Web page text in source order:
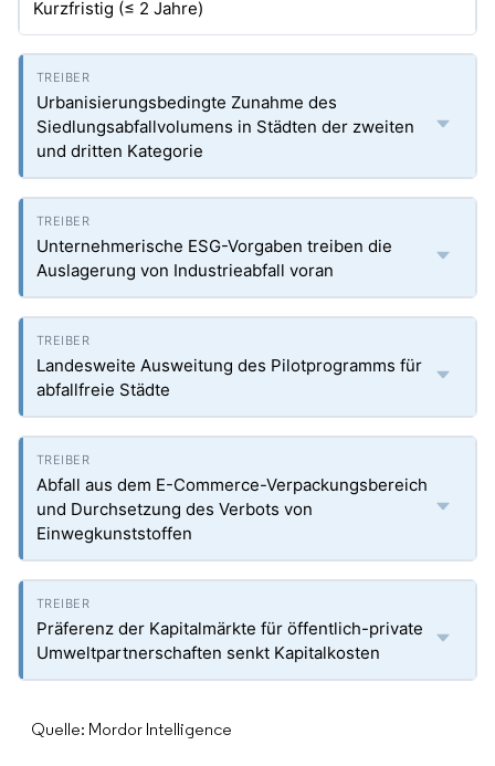
Kurzfristig (≤ 2 Jahre)
Urbanisierungsbedingte Zunahme des
Siedlungsabfallvolumens in Städten der zweiten
und dritten Kategorie
Unternehmerische ESG-Vorgaben treiben die
Auslagerung von Industrieabfall voran
Landesweite Ausweitung des Pilotprogramms für
abfallfreie Städte
Abfall aus dem E-Commerce-Verpackungsbereich
und Durchsetzung des Verbots von
Einwegkunststoffen
Präferenz der Kapitalmärkte für öffentlich-private
Umweltpartnerschaften senkt Kapitalkosten
Quelle: Mordor Intelligence